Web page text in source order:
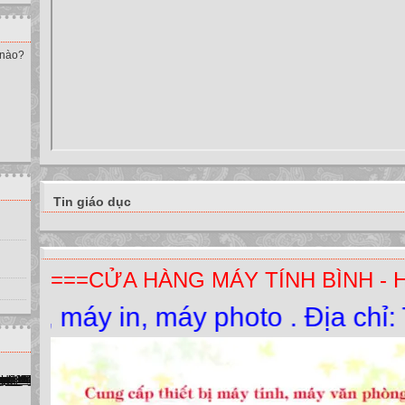
Tin giáo dục
===CỬA HÀNG MÁY TÍNH BÌNH -
in, máy photo . Địa chỉ: Thị